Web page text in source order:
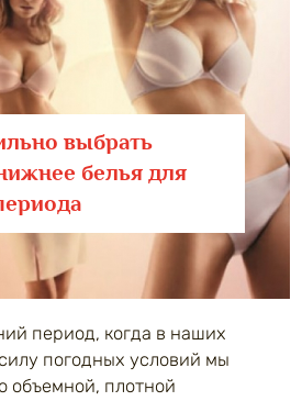
выбрать
белья для
период, когда в наших
погодных условий мы
объемной, плотной